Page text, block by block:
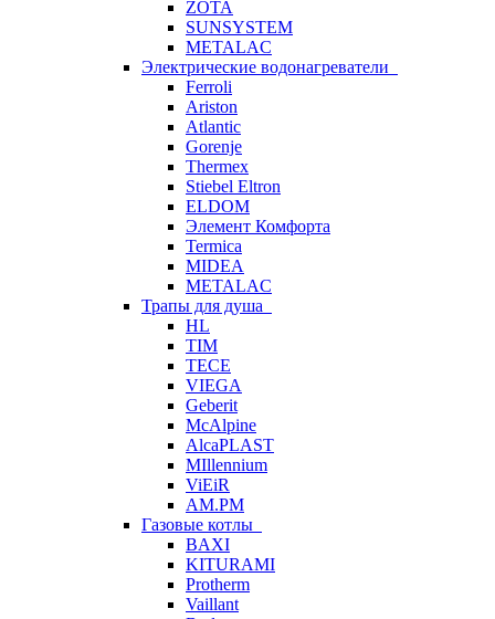
ZOTA
SUNSYSTEM
METALAC
Электрические водонагреватели
Ferroli
Ariston
Atlantic
Gorenje
Thermex
Stiebel Eltron
ELDOM
Элемент Комфорта
Termica
MIDEA
METALAC
Трапы для душа
HL
TIM
TECE
VIEGA
Geberit
McAlpine
AlcaPLAST
MIllennium
ViEiR
AM.PM
Газовые котлы
BAXI
KITURAMI
Protherm
Vaillant